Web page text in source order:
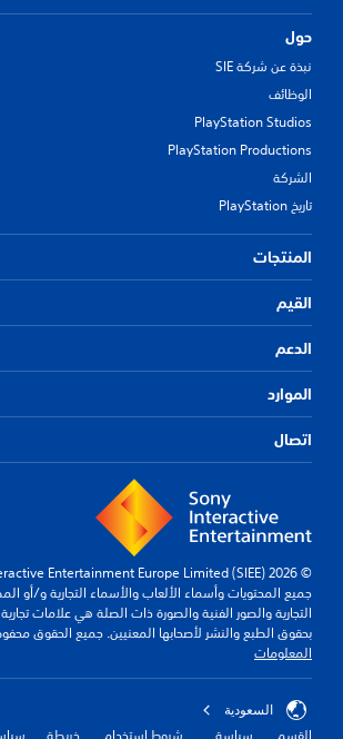
حول
نبذة عن شركة SIE
الوظائف
PlayStation Studios
PlayStation Productions
الشركة
تاريخ PlayStation
المنتجات
القيم
الدعم
الموارد
اتصال
© 2026 Sony Interactive Entertainment Europe Limited (SIEE)
جميع المحتويات وأسماء الألعاب والأسماء التجارية و/أو
التجارية والصور الفنية والصورة ذات الصلة هي علامات
بحقوق الطبع والنشر لأصحابها المعنيين. جميع الحقوق
المعلومات
السعودية